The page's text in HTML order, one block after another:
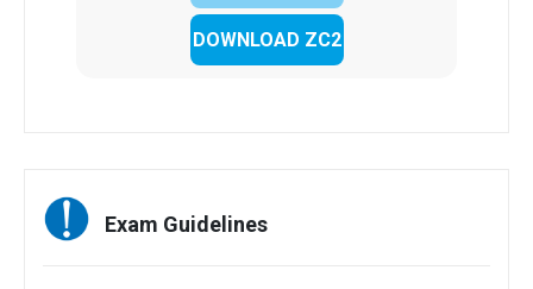
DOWNLOAD ZC2
Exam Guidelines